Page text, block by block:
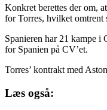
Konkret berettes der om,
for Torres, hvilket omtrent
Spanieren har 21 kampe i
for Spanien på CV’et.
Torres’ kontrakt med
Læs også: